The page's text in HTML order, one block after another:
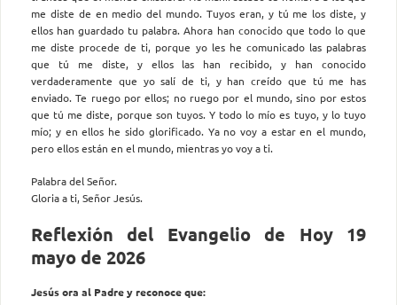
me diste de en medio del mundo. Tuyos eran, y tú me los diste, y
ellos han guardado tu palabra. Ahora han conocido que todo lo que
me diste procede de ti, porque yo les he comunicado las palabras
que tú me diste, y ellos las han recibido, y han conocido
verdaderamente que yo salí de ti, y han creído que tú me has
enviado. Te ruego por ellos; no ruego por el mundo, sino por estos
que tú me diste, porque son tuyos. Y todo lo mío es tuyo, y lo tuyo
mío; y en ellos he sido glorificado. Ya no voy a estar en el mundo,
pero ellos están en el mundo, mientras yo voy a ti.
Palabra del Señor.
Gloria a ti, Señor Jesús.
Reflexión del Evangelio de Hoy 19
mayo de 2026
Jesús ora al Padre y reconoce que: